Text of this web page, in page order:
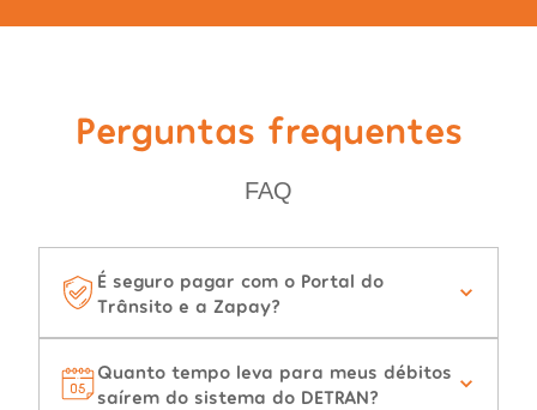
Perguntas frequentes
FAQ
É seguro pagar com o Portal do
Trânsito e a Zapay?
Quanto tempo leva para meus débitos
saírem do sistema do DETRAN?